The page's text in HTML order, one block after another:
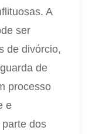
A
ser
de divórcio,
de
processo
e
dos